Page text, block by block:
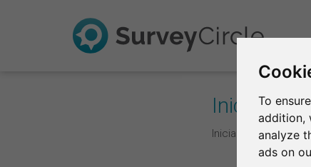
To
addition,
analyze
ads on
Iniciar de
Inicia la sesión con